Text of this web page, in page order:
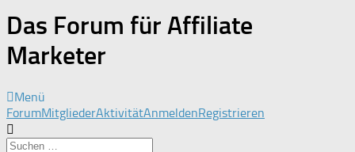
Das Forum für Affiliate
Marketer
Menü
Forum-
Navigation
ForumMitgliederAktivitätAnmeldenRegistrieren